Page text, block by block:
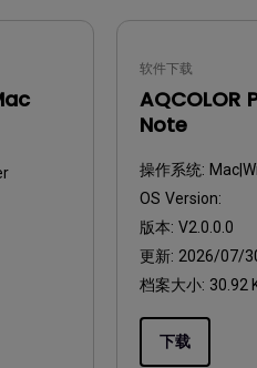
软件下载
AQCOLOR
Note
操作系统:
OS Version:
版本: V2.0.0.0
更新: 2026/07/
档案大小: 30.92
下载